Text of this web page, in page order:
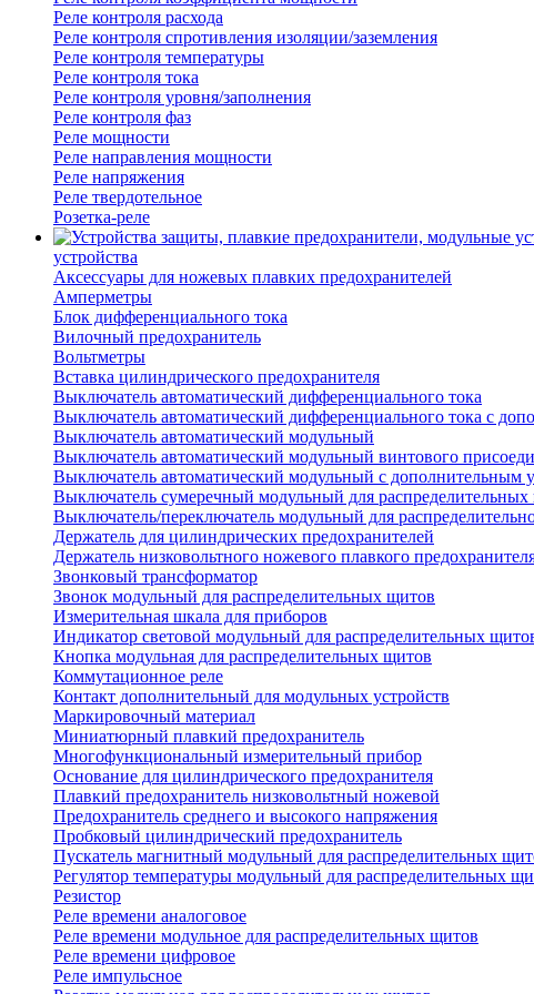
Реле контроля расхода
Реле контроля спротивления изоляции/заземления
Реле контроля температуры
Реле контроля тока
Реле контроля уровня/заполнения
Реле контроля фаз
Реле мощности
Реле направления мощности
Реле напряжения
Реле твердотельное
Розетка-реле
устройства
Аксессуары для ножевых плавких предохранителей
Амперметры
Блок дифференциального тока
Вилочный предохранитель
Вольтметры
Вставка цилиндрического предохранителя
Выключатель автоматический дифференциального тока
Выключатель автоматический дифференциального тока с
Выключатель автоматический модульный
Выключатель автоматический модульный винтового
Выключатель автоматический модульный с дополнительным
Выключатель сумеречный модульный для
Выключатель/переключатель модульный для
Держатель для цилиндрических предохранителей
Держатель низковольтного ножевого плавкого
Звонковый трансформатор
Звонок модульный для распределительных щитов
Измерительная шкала для приборов
Индикатор световой модульный для распределительных
Кнопка модульная для распределительных щитов
Коммутационное реле
Контакт дополнительный для модульных устройств
Маркировочный материал
Миниатюрный плавкий предохранитель
Многофункциональный измерительный прибор
Основание для цилиндрического предохранителя
Плавкий предохранитель низковольтный ножевой
Предохранитель среднего и высокого напряжения
Пробковый цилиндрический предохранитель
Пускатель магнитный модульный для распределительных
Регулятор температуры модульный для распределительных
Резистор
Реле времени аналоговое
Реле времени модульное для распределительных щитов
Реле времени цифровое
Реле импульсное